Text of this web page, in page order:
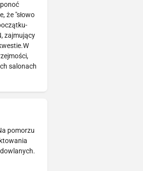
że "słowo
zajmujący
salonach
pomorzu